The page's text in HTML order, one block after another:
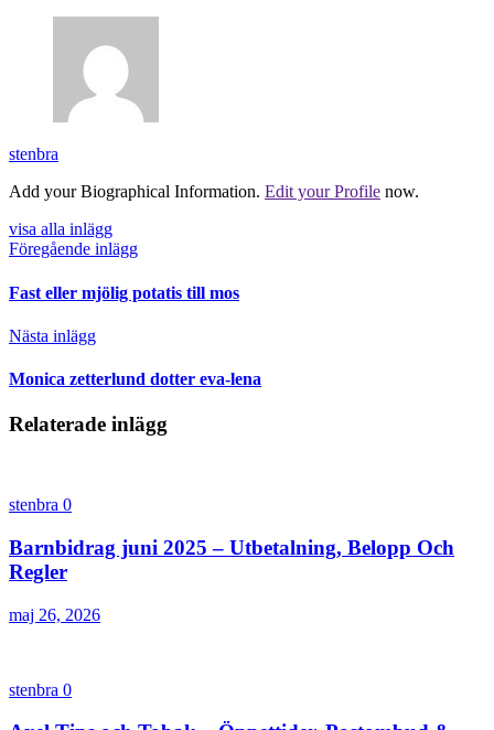
stenbra
Add your Biographical Information. Edit your Profile now.
visa alla inlägg
Föregående inlägg
Fast eller mjölig potatis till mos
Nästa inlägg
Monica zetterlund dotter eva-lena
Relaterade inlägg
stenbra 0
Barnbidrag juni 2025 – Utbetalning, Belopp Och
Regler
maj 26, 2026
stenbra 0